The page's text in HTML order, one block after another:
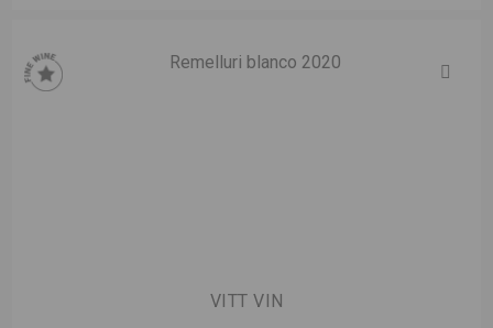
VITT VIN